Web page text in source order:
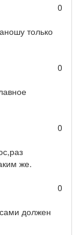
0
только
0
0
же.
0
должен